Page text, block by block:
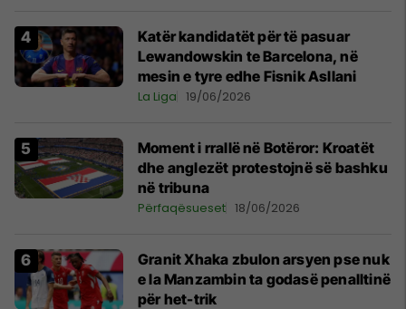
Katër kandidatët për të pasuar
Lewandowskin te Barcelona, në
mesin e tyre edhe Fisnik Asllani
La Liga 19/06/2026
Moment i rrallë në Botëror: Kroatët
dhe anglezët protestojnë së bashku
në tribuna
Përfaqësueset 18/06/2026
Granit Xhaka zbulon arsyen pse nuk
e la Manzambin ta godasë penalltinë
për het-trik